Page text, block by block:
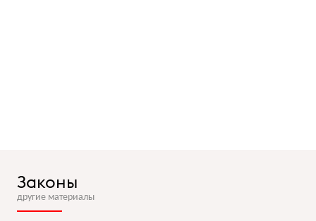
Законы
другие материалы